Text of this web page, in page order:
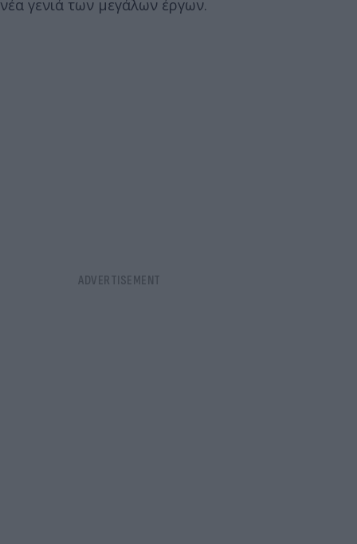
νέα γενιά των μεγάλων έργων.